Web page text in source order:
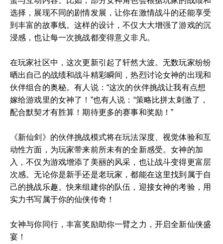
选择，展现不同的剧情发展，让你在激情战斗的还能享受
到丰富的故事线。这样的设计，不仅大大增强了游戏的沉
浸感，也让每一次挑战都变得意义非凡。
在玩家社区中，这次更新引起了轩然大波。无数玩家纷纷
晒出自己的战绩和战斗精彩瞬间，热烈讨论女神的出现和
伙伴组合的奥秘。有人说：“这次的伙伴挑战让我有点想
嫁给游戏里的女神了！”也有人说：“策略比拼太刺激了，
配合默契才有胜算！期待更多的赛事和奖励！”
《新仙剑》的伙伴挑战模式将在玩法深度、视觉体验和互
动性方面，为玩家带来前所未有的全新感受。女神的加
入，不仅为游戏增添了美丽的风采，也让战斗变得更富层
次感。无论你是新手还是老玩家，都能在这里找到属于自
己的挑战乐趣。快来组建你的队伍，迎接女神的考验，用
实力书写属于你的仙侠传奇！
女神与你同行，丰富奖励助你一臂之力，开启全新仙侠盛
宴！